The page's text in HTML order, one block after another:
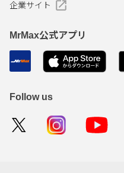
企業サイト
MrMax公式アプリ
Follow us